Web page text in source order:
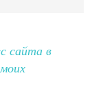
сайта в